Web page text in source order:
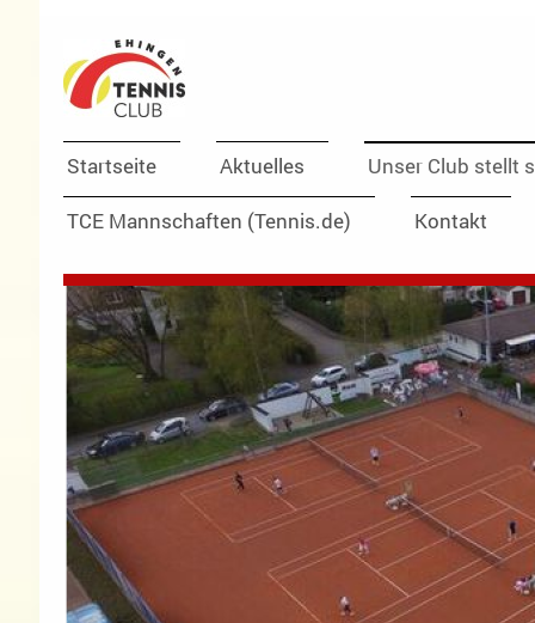
Startseite Aktuelles
Unser Club stellt
TCE Mannschaften (Tennis.de)
Kontakt